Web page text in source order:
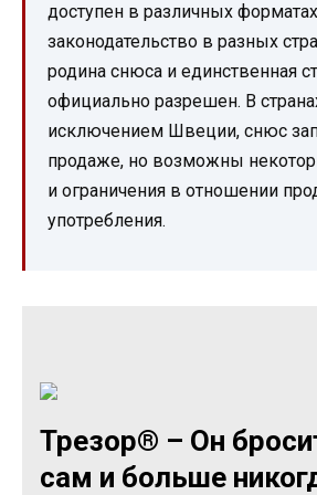
доступен в различных
законодательство в разных
родина снюса и единственная
официально разрешен. В
исключением Швеции, снюс
продаже, но возможны
и ограничения в отношении
употребления.
Трезор® – Он
сам и больше